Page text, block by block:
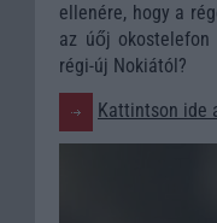
ellenére, hogy a
az úőj
régi-új Nokiától?
Kattintson ide